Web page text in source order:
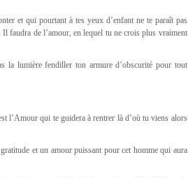
et qui pourtant à tes yeux d’enfant ne te paraît pas
faudra de l’amour, en lequel tu ne crois plus vraiment
la lumière fendiller ton armure d’obscurité pour tout
l’Amour qui te guidera à rentrer là d’où tu viens alors
et un amour puissant pour cet homme qui aura